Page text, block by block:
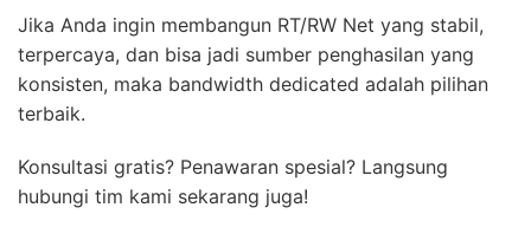
Jika Anda ingin membangun RT/RW Net yang stabil,
terpercaya, dan bisa jadi sumber penghasilan yang
konsisten, maka bandwidth dedicated adalah pilihan
terbaik.
Konsultasi gratis? Penawaran spesial? Langsung
hubungi tim kami sekarang juga!